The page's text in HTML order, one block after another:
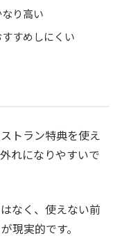
なり高い
すすめしにくい
トラン特典を使え
れになりやすいで
なく、使えない前
現実的です。